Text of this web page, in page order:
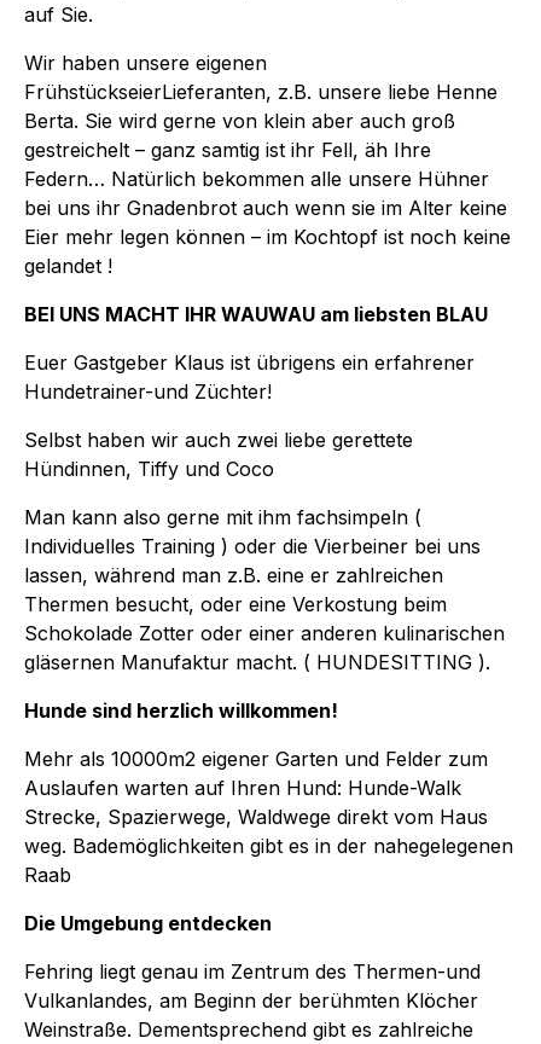
auf Sie.
Wir haben unsere eigenen
FrühstückseierLieferanten, z.B. unsere liebe Henne
Berta. Sie wird gerne von klein aber auch groß
gestreichelt – ganz samtig ist ihr Fell, äh Ihre
Federn… Natürlich bekommen alle unsere Hühner
bei uns ihr Gnadenbrot auch wenn sie im Alter keine
Eier mehr legen können – im Kochtopf ist noch keine
gelandet !
BEI UNS MACHT IHR WAUWAU am liebsten BLAU
Euer Gastgeber Klaus ist übrigens ein erfahrener
Hundetrainer-und Züchter!
Selbst haben wir auch zwei liebe gerettete
Hündinnen, Tiffy und Coco
Man kann also gerne mit ihm fachsimpeln (
Individuelles Training ) oder die Vierbeiner bei uns
lassen, während man z.B. eine er zahlreichen
Thermen besucht, oder eine Verkostung beim
Schokolade Zotter oder einer anderen kulinarischen
gläsernen Manufaktur macht. ( HUNDESITTING ).
Hunde sind herzlich willkommen!
Mehr als 10000m2 eigener Garten und Felder zum
Auslaufen warten auf Ihren Hund: Hunde-Walk
Strecke, Spazierwege, Waldwege direkt vom Haus
weg. Bademöglichkeiten gibt es in der nahegelegenen
Raab
Die Umgebung entdecken
Fehring liegt genau im Zentrum des Thermen-und
Vulkanlandes, am Beginn der berühmten Klöcher
Weinstraße. Dementsprechend gibt es zahlreiche